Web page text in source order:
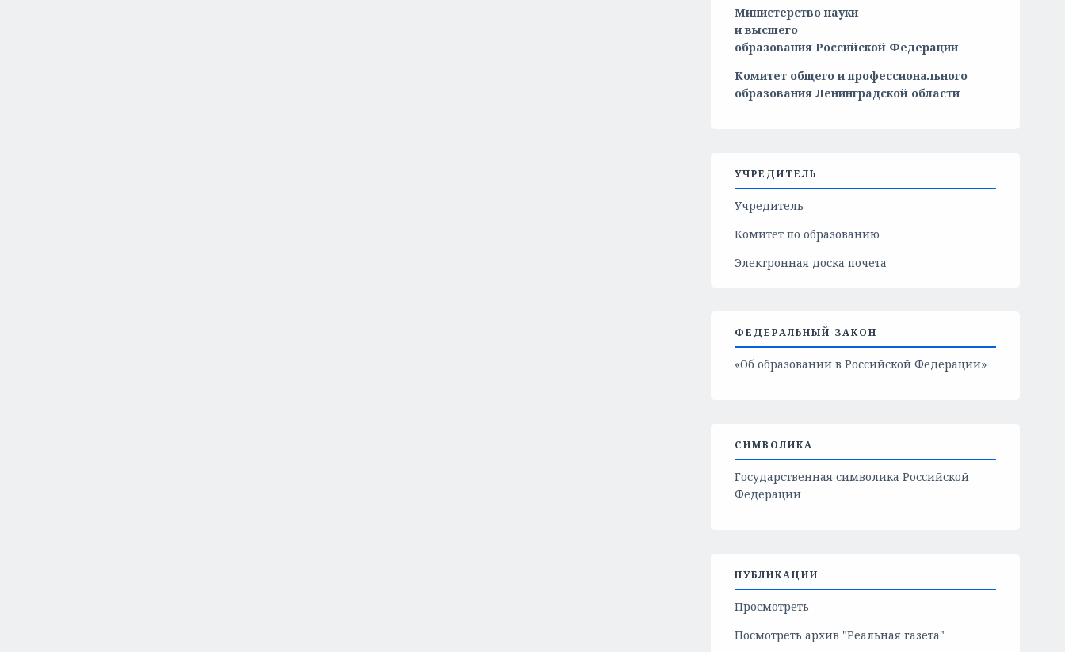
Министерство науки
и высшего
образования Российской Федерации
Комитет общего и профессионального
образования Ленинградской области
УЧРЕДИТЕЛЬ
Учредитель
Комитет по образованию
Электронная доска почета
ФЕДЕРАЛЬНЫЙ ЗАКОН
«Об образовании в Российской Федерации»
СИМВОЛИКА
Государственная символика Российской
Федерации
ПУБЛИКАЦИИ
Просмотреть
Посмотреть архив "Реальная газета"